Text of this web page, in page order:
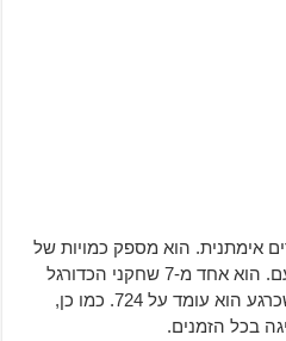
אימתנית. הוא מספק כמויות של
שערים שכמעט ולא נראו אי פעם. הוא אחד מ-7 שחקני הכדורגל
שחצו את רף ה-700 שערים כשכרגע הוא עומד על 724. כמו כן,
בכל הזמנים.